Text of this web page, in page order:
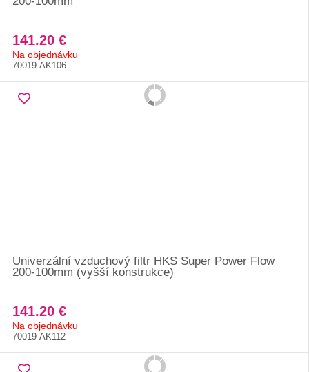
141.20 €
Na objednávku
70019-AK106
Univerzální vzduchový filtr HKS Super Power Flow
200-100mm (vyšší konstrukce)
141.20 €
Na objednávku
70019-AK112